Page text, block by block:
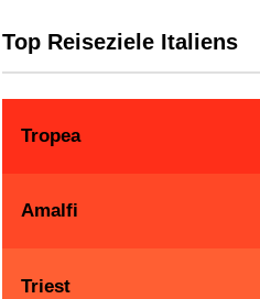
Top Reiseziele Italiens
Tropea
Amalfi
Triest